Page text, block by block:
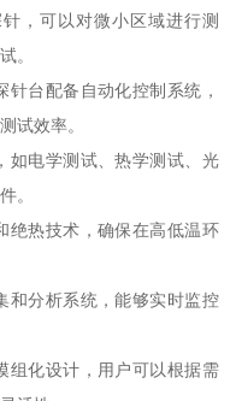
，可以对微小区域进行测
。
台配备自动化控制系统，
试效率。
电学测试、热学测试、光
。
热技术，确保在高低温环
分析系统，能够实时监控
化设计，用户可以根据需